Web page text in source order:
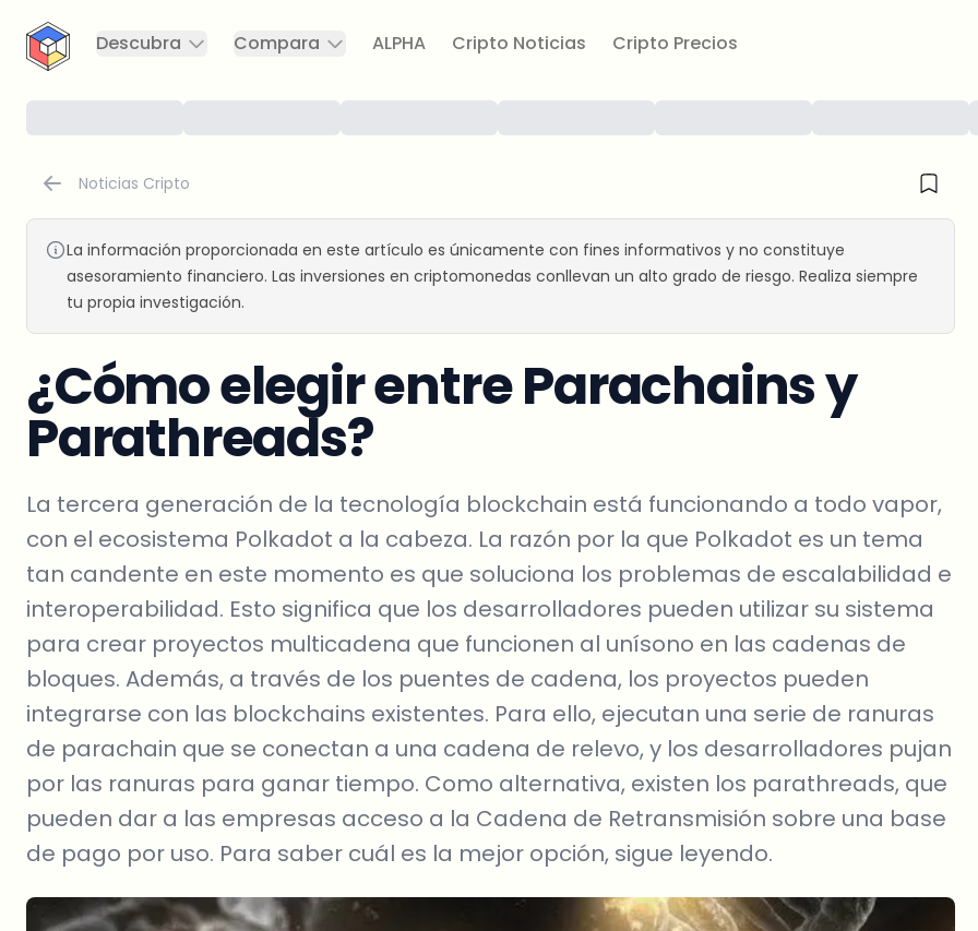
CryptoTicker
Descubra
Compara ALPHA Cripto Noticias Cripto Precios
Noticias Cripto
La información proporcionada en este artículo es únicamente con fines informativos y no constituye
asesoramiento financiero. Las inversiones en criptomonedas conllevan un alto grado de riesgo. Realiza siempre
tu propia investigación.
¿Cómo elegir entre Parachains y
Parathreads?
La tercera generación de la tecnología blockchain está funcionando a todo vapor,
con el ecosistema Polkadot a la cabeza. La razón por la que Polkadot es un tema
tan candente en este momento es que soluciona los problemas de escalabilidad e
interoperabilidad. Esto significa que los desarrolladores pueden utilizar su sistema
para crear proyectos multicadena que funcionen al unísono en las cadenas de
bloques. Además, a través de los puentes de cadena, los proyectos pueden
integrarse con las blockchains existentes. Para ello, ejecutan una serie de ranuras
de parachain que se conectan a una cadena de relevo, y los desarrolladores pujan
por las ranuras para ganar tiempo. Como alternativa, existen los parathreads, que
pueden dar a las empresas acceso a la Cadena de Retransmisión sobre una base
de pago por uso. Para saber cuál es la mejor opción, sigue leyendo.